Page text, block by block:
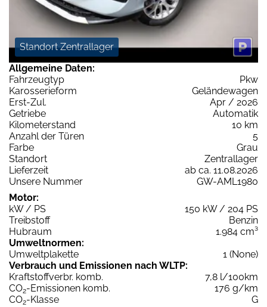
Standort Zentrallager
Allgemeine Daten:
Fahrzeugtyp
Pkw
Karosserieform
Geländewagen
Erst-Zul.
Apr / 2026
Getriebe
Automatik
Kilometerstand
10 km
Anzahl der Türen
5
Farbe
Grau
Standort
Zentrallager
Lieferzeit
ab ca. 11.08.2026
Unsere Nummer
GW-AML1980
Motor:
kW / PS
150 kW / 204 PS
Treibstoff
Benzin
Hubraum
1.984 cm³
Umweltnormen:
Umweltplakette
1 (None)
Verbrauch und Emissionen nach WLTP:
Kraftstoffverbr. komb.
7,8 l/100km
CO2-Emissionen komb.
176 g/km
CO2-Klasse
G